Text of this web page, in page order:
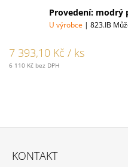
Provedení: modrý
U výrobce | 823.IB
7 393,10 Kč / ks
6 110 Kč bez DPH
KONTAKT